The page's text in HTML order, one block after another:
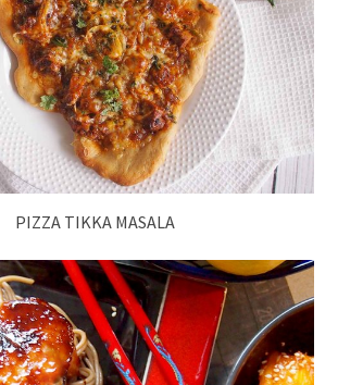
PIZZA TIKKA MASALA